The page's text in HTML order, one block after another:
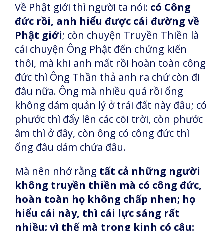
Về Phật giới thì người ta nói: có Công
đức rồi, anh hiểu được cái đường về
Phật giới; còn chuyện Truyền Thiền là
cái chuyện Ông Phật đến chứng kiến
thôi, mà khi anh mất rồi hoàn toàn công
đức thì Ông Thần thả anh ra chứ còn đi
đâu nữa. Ông mà nhiều quá rồi ổng
không dám quản lý ở trái đất này đâu; có
phước thì đẩy lên các cõi trời, còn phước
âm thì ở đây, còn ông có công đức thì
ổng đâu dám chứa đâu.
Mà nên nhớ rằng tất cả những người
không truyền thiền mà có công đức,
hoàn toàn họ không chấp nhen; họ
hiểu cái này, thì cái lực sáng rất
nhiều; vì thế mà trong kinh có câu: